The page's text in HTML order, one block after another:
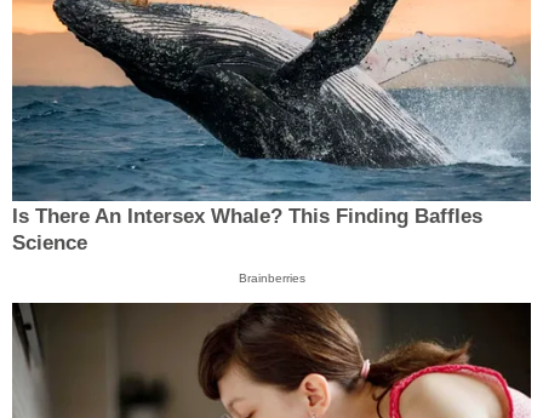
Is There An Intersex Whale? This Finding Baffles
Science
Brainberries